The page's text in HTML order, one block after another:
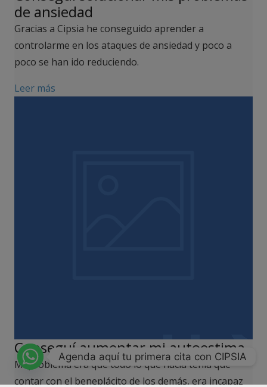
de ansiedad
Gracias a Cipsia he conseguido aprender a
controlarme en los ataques de ansiedad y poco a
poco se han ido reduciendo.
Leer más
Conseguí aumentar mi autoestima
Mi problema era que todo lo que hacía tenía que
contar con el beneplácito de los demás, era incapaz
Agenda aquí tu primera cita con CIPSIA